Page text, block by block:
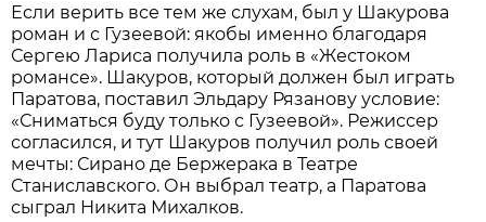
Если верить все тем же слухам, был у Шакурова
роман и с Гузеевой: якобы именно благодаря
Сергею Лариса получила роль в «Жестоком
романсе». Шакуров, который должен был играть
Паратова, поставил Эльдару Рязанову условие:
«Сниматься буду только с Гузеевой». Режиссер
согласился, и тут Шакуров получил роль своей
мечты: Сирано де Бержерака в Театре
Станиславского. Он выбрал театр, а Паратова
сыграл Никита Михалков.